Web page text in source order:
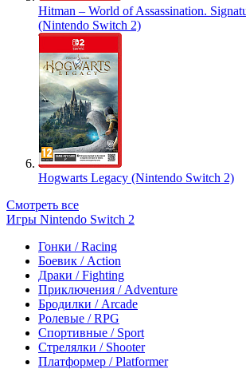
Hitman – World of Assassination.
(Nintendo Switch 2)
Hogwarts Legacy (Nintendo Switch 2)
Смотреть все
Игры Nintendo Switch 2
Гонки / Racing
Боевик / Action
Драки / Fighting
Приключения / Adventure
Бродилки / Arcade
Ролевые / RPG
Спортивные / Sport
Стрелялки / Shooter
Платформер / Platformer